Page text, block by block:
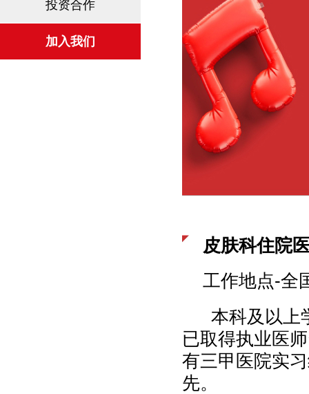
投资合作
加入我们
皮肤科住院
工作地点-全
本科及以上
已取得执业医
有三甲医院实
先。